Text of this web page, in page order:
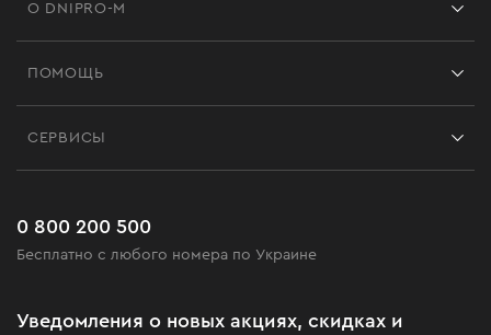
О DNIPRO-M
Черная пятница
ПОМОЩЬ
Часто задаваемые вопросы
СЕРВИСЫ
0 800 200 500
Бесплатно с любого номера по Украине
Уведомления о новых акциях, скидках и